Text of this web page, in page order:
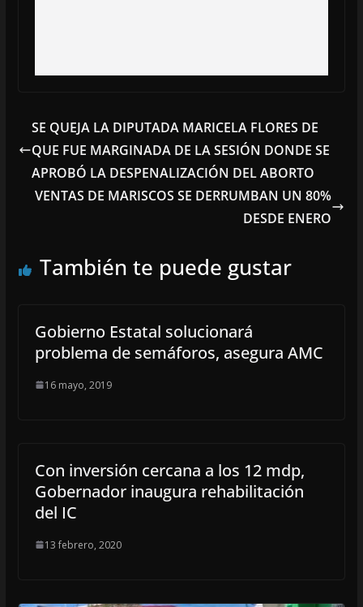
SE QUEJA LA DIPUTADA MARICELA FLORES DE
QUE FUE MARGINADA DE LA SESIÓN DONDE SE
APROBÓ LA DESPENALIZACIÓN DEL ABORTO
VENTAS DE MARISCOS SE DERRUMBAN UN 80%
DESDE ENERO
También te puede gustar
Gobierno Estatal solucionará
problema de semáforos, asegura AMC
16 mayo, 2019
Con inversión cercana a los 12 mdp,
Gobernador inaugura rehabilitación
del IC
13 febrero, 2020